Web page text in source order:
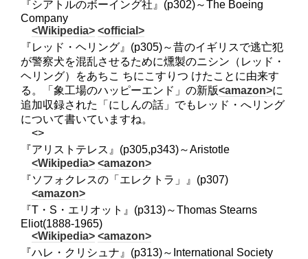
『シアトルのボーイング社』(p302)～The Boeing
Company
<Wikipedia> <official>
『レッド・ヘリング』(p305)～昔のイギリスで逃亡犯
が警察犬を混乱させるために燻製のニシン（レッド・
ヘリング）をあちこ ちにこすりつ けたことに由来す
る。「象工場のハッピーエンド」の新版<amazon>に
追加収録された「にしんの話」でもレッド・へリング
について書いていますね。
<>
『アリストテレス』(p305,p343)～Aristotle
<Wikipedia> <amazon>
『ソフォクレスの「エレクトラ」』(p307)
<amazon>
『T・S・エリオット』(p313)～Thomas Stearns
Eliot(1888-1965)
<Wikipedia> <amazon>
『ハレ・クリシュナ』(p313)～International Society